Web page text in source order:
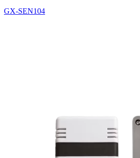
GX-SEN104